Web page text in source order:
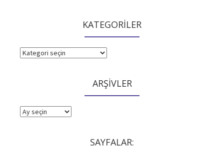
KATEGORİLER
KATEGORİLER
ARŞİVLER
ARŞİVLER
SAYFALAR: